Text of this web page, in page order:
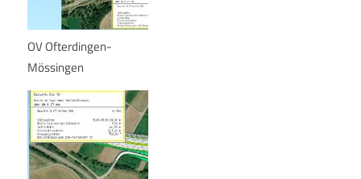
OV Ofterdingen-
Mössingen